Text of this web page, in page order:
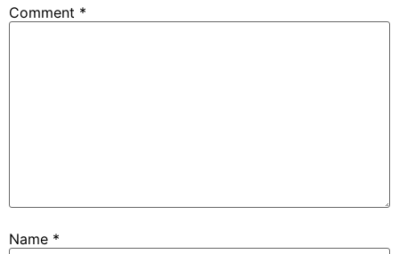
Comment *
Name *